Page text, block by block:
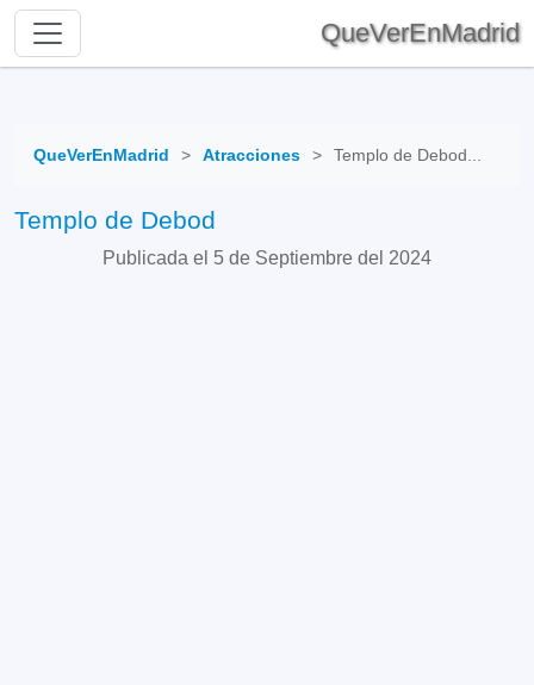
QueVerEnMadrid
QueVerEnMadrid > Atracciones > Templo de Debod...
Templo de Debod
Publicada el 5 de Septiembre del 2024